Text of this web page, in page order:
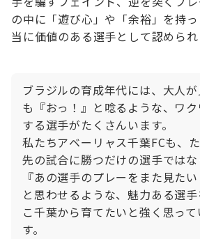
の中に「遊び心」や「余裕」を持
当に価値のある選手として認められ
ブラジルの育成年代には、大人が
も『おっ！』と唸るような、ワク
する選手がたくさんいます。
私たちアベーリャス千葉FCも、
先の試合に勝つだけの選手ではな
『あの選手のプレーをまた見たい
と思わせるような、魅力ある選手
こ千葉から育てたいと強く思って
す。